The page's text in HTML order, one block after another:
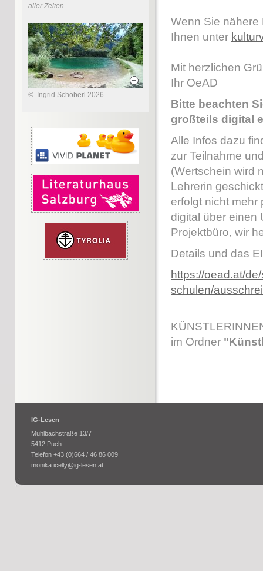
aller Zeiten.
© Ingrid Schöberl 2026
Wenn Sie
Ihnen unter
Mit herzlichen
Ihr OeAD
Bitte beachten
großteils digital
Alle Infos dazu
zur Teilnahme
(Wertschein wird
Lehrerin
erfolgt nicht mehr
digital über einen
Projektbüro, wir
Details und das
https://oead.at/
schulen/
im Ordner
IG-Lesen
Mühlbachstraße 13/7
5412 Puch
Telefon +43 (0)664 / 46 86 009
monika.icelly@ig-lesen.at